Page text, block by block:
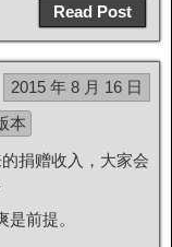
Read Post
2015 年 8 月 16 日
本
捐赠收入，大家会
前提。